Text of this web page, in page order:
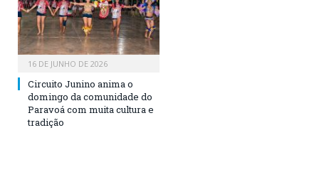
16 DE JUNHO DE 2026
Circuito Junino anima o
domingo da comunidade do
Paravoá com muita cultura e
tradição